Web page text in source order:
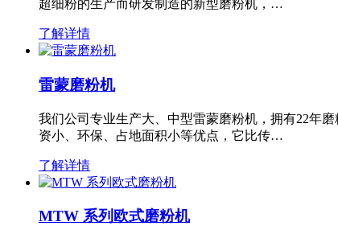
超细粉的生产而研发制造的新型磨粉机，…
了解详情
雷蒙磨粉机
我们公司专业生产大、中型雷蒙磨粉机，拥有22年
资小、环保、占地面积小等优点，它比传…
了解详情
MTW 系列欧式磨粉机